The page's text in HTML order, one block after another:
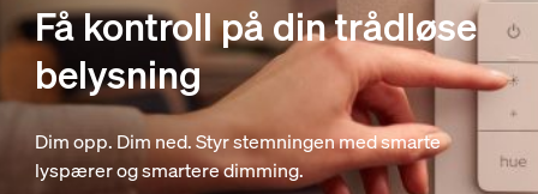
Få kontroll på din trådløse
belysning
Dim opp. Dim ned. Styr stemningen med smarte
lyspærer og smartere dimming.